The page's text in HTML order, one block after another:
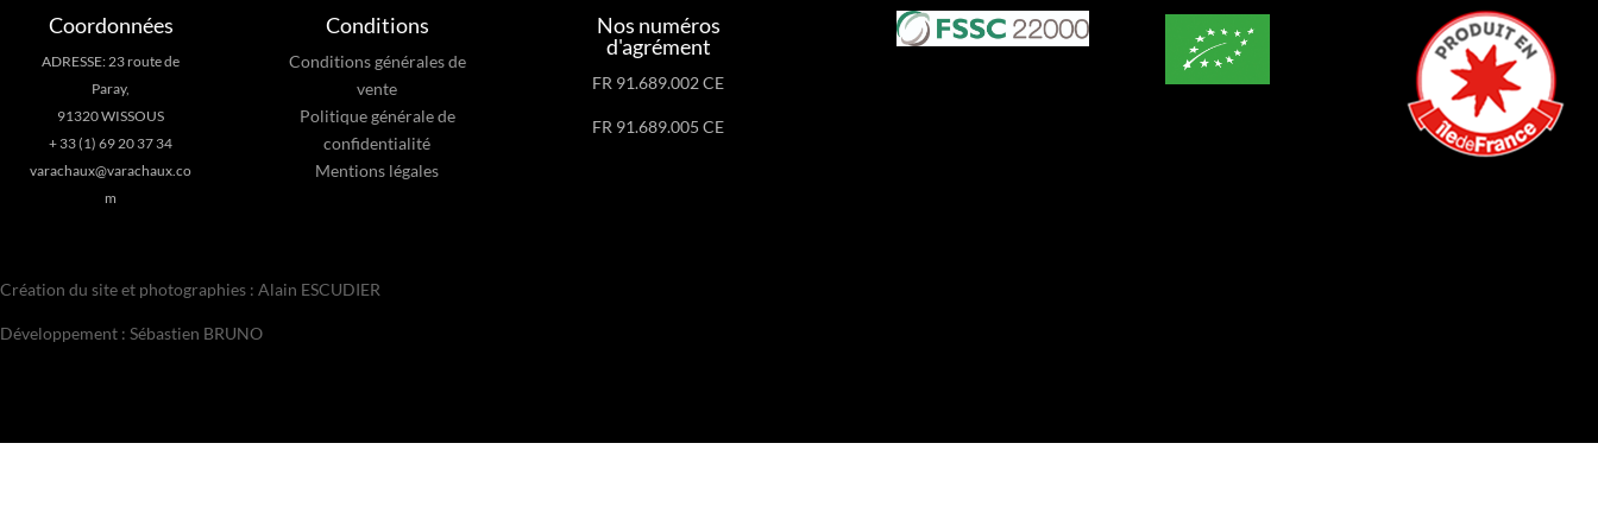
Coordonnées
ADRESSE: 23 route de
Paray,
91320 WISSOUS
+ 33 (1) 69 20 37 34
varachaux@varachaux.co
m
Conditions
Conditions générales de
vente
Politique générale de
confidentialité
Mentions légales
Nos numéros
d'agrément
FR 91.689.002 CE
FR 91.689.005 CE
Création du site et photographies : Alain ESCUDIER
Développement : Sébastien BRUNO